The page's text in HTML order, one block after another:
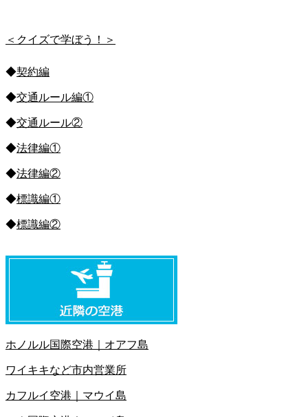
＜クイズで学ぼう！＞
◆契約編
◆交通ルール編①
◆交通ルール②
◆法律編①
◆法律編②
◆標識編①
◆標識編②
ホノルル国際空港｜オアフ島
ワイキキなど市内営業所
カフルイ空港｜マウイ島